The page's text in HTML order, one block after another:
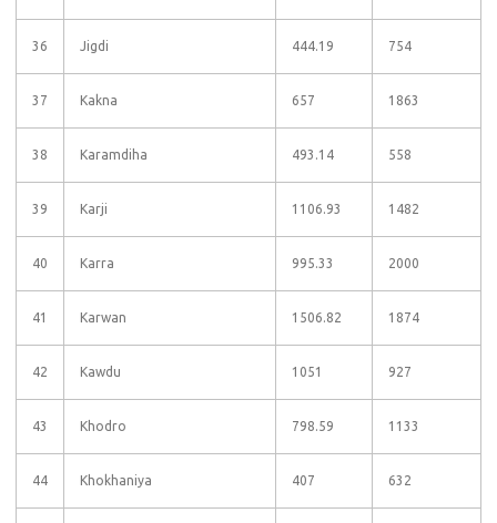
36 Jigdi 444.19 754
37 Kakna 657 1863
38 Karamdiha 493.14 558
39 Karji 1106.93 1482
40 Karra 995.33 2000
41 Karwan 1506.82 1874
42 Kawdu 1051 927
43 Khodro 798.59 1133
44 Khokhaniya 407 632